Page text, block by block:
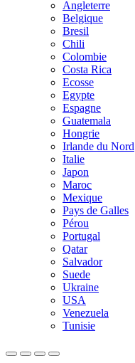
Angleterre
Belgique
Bresil
Chili
Colombie
Costa Rica
Ecosse
Egypte
Espagne
Guatemala
Hongrie
Irlande du Nord
Italie
Japon
Maroc
Mexique
Pays de Galles
Pérou
Portugal
Qatar
Salvador
Suede
Ukraine
USA
Venezuela
Tunisie